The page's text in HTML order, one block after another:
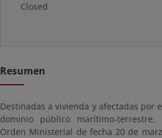
Closed
Resumen
Destinadas a vivienda y afectadas por
dominio público marítimo-
Orden Ministerial de fecha 20 de